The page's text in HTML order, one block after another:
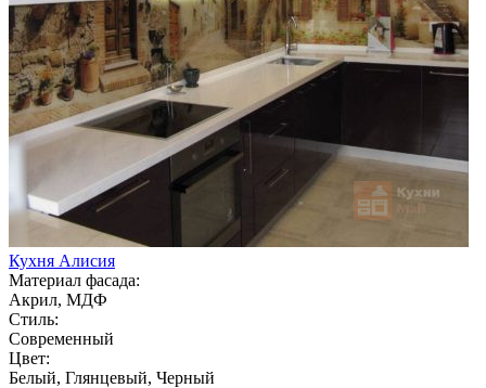
Кухня Алисия
Материал фасада:
Акрил, МДФ
Стиль:
Современный
Цвет:
Белый, Глянцевый, Черный